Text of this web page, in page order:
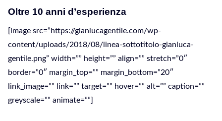
Oltre 10 anni d’esperienza
[image src=”https://gianlucagentile.com/wp-
content/uploads/2018/08/linea-sottotitolo-gianluca-
gentile.png” width=”” height=”” align=”” stretch=”0″
border=”0″ margin_top=”” margin_bottom=”20″
link_image=”” link=”” target=”” hover=”” alt=”” caption=””
greyscale=”” animate=””]